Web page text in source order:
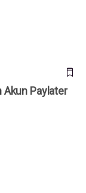
Akun Paylater